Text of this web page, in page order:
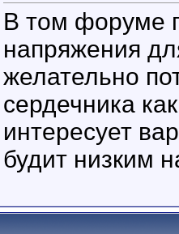
В том форуме
напряжения
желательно
сердечника
интересует
будит низким